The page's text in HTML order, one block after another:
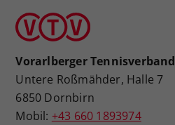
Vorarlberger Tennisverband
Untere Roßmähder, Halle 7
6850 Dornbirn
Mobil: +43 660 1893974